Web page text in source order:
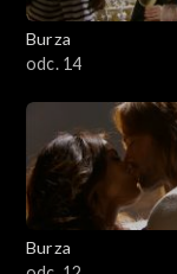
Burza
odc. 14
Burza